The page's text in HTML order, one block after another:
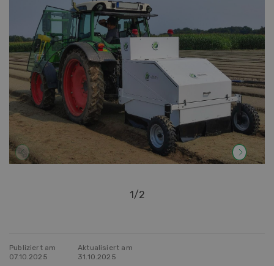
1/2
Publiziert am
07.10.2025
Aktualisiert am
31.10.2025